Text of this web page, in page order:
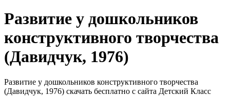
Развитие у дошкольников
конструктивного творчества
(Давидчук, 1976)
Развитие у дошкольников конструктивного творчества
(Давидчук, 1976) скачать бесплатно с сайта Детский Класс